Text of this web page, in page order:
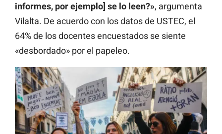
informes, por ejemplo] se lo leen?», argumenta
Vilalta. De acuerdo con los datos de USTEC, el
64% de los docentes encuestados se siente
«desbordado» por el papeleo.